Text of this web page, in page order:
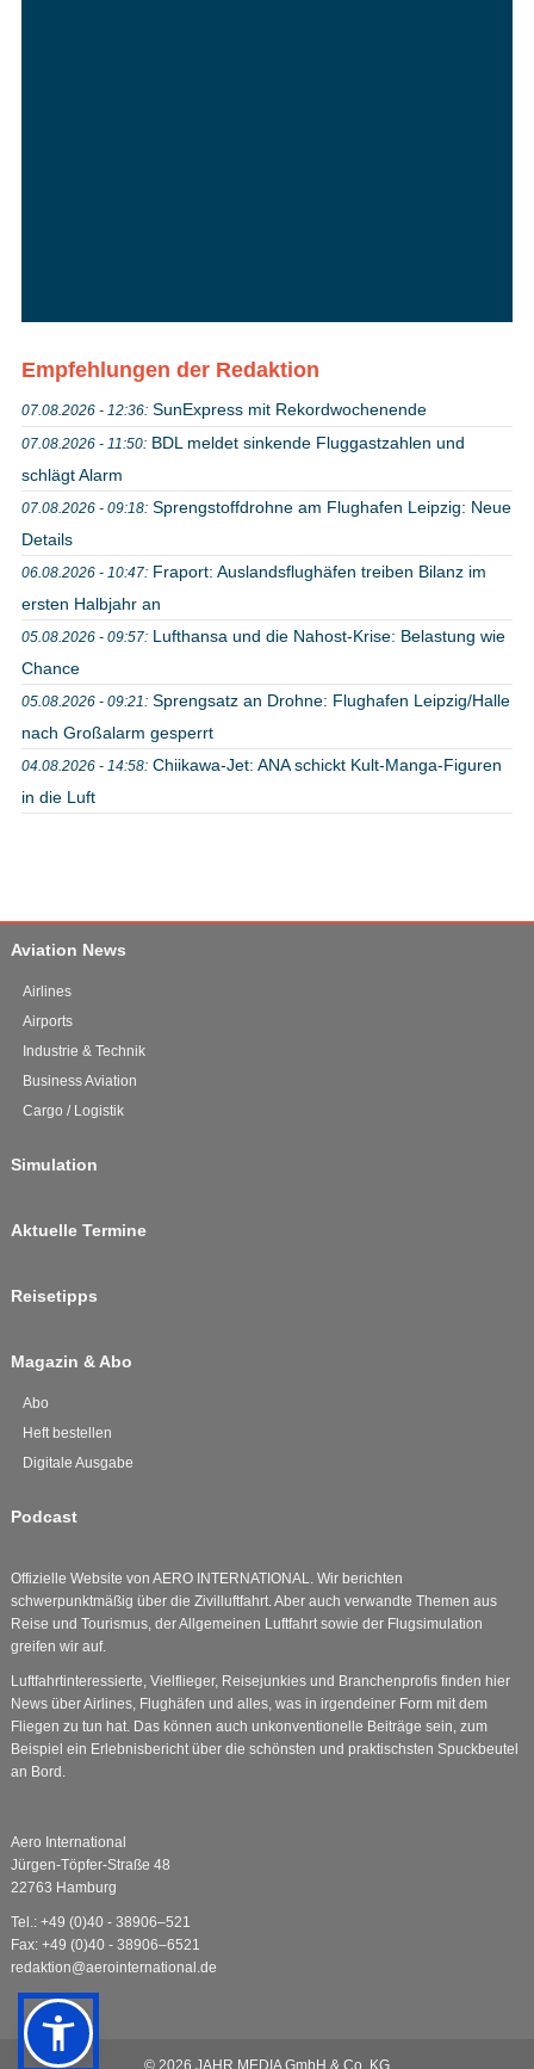
Empfehlungen der Redaktion
07.08.2026 - 12:36: SunExpress mit Rekordwochenende
07.08.2026 - 11:50: BDL meldet sinkende Fluggastzahlen und
schlägt Alarm
07.08.2026 - 09:18: Sprengstoffdrohne am Flughafen Leipzig: Neue
Details
06.08.2026 - 10:47: Fraport: Auslandsflughäfen treiben Bilanz im
ersten Halbjahr an
05.08.2026 - 09:57: Lufthansa und die Nahost-Krise: Belastung wie
Chance
05.08.2026 - 09:21: Sprengsatz an Drohne: Flughafen Leipzig/Halle
nach Großalarm gesperrt
04.08.2026 - 14:58: Chiikawa-Jet: ANA schickt Kult-Manga-Figuren
in die Luft
Aviation News
Airlines
Airports
Industrie & Technik
Business Aviation
Cargo / Logistik
Simulation
Aktuelle Termine
Reisetipps
Magazin & Abo
Abo
Heft bestellen
Digitale Ausgabe
Podcast
Offizielle Website von AERO INTERNATIONAL. Wir berichten
schwerpunktmäßig über die Zivilluftfahrt. Aber auch verwandte Themen aus
Reise und Tourismus, der Allgemeinen Luftfahrt sowie der Flugsimulation
greifen wir auf.
Luftfahrtinteressierte, Vielflieger, Reisejunkies und Branchenprofis finden hier
News über Airlines, Flughäfen und alles, was in irgendeiner Form mit dem
Fliegen zu tun hat. Das können auch unkonventionelle Beiträge sein, zum
Beispiel ein Erlebnisbericht über die schönsten und praktischsten Spuckbeutel
an Bord.
Aero International
Jürgen-Töpfer-Straße 48
22763 Hamburg
Tel.: +49 (0)40 - 38906–521
Fax: +49 (0)40 - 38906–6521
redaktion@aerointernational.de